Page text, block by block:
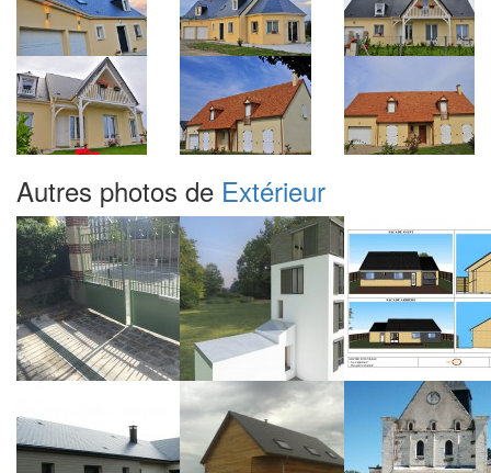
Autres photos de Extérieur